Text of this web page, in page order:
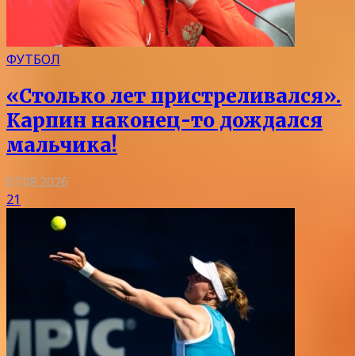
ФУТБОЛ
«Столько лет пристреливался».
Карпин наконец-то дождался
мальчика!
07.08.2026
21